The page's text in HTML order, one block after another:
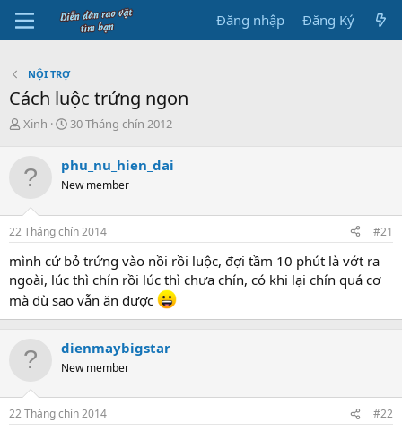
Đăng nhập Đăng Ký
NỘI TRỢ
Cách luộc trứng ngon
B
đ
Xinh
N
y
b
t
đ
ầ
u
30 Tháng chín 2012
phu_nu_hien_dai
New member
22 Tháng chín 2014 #21
mình cứ bỏ trứng vào nồi rồi luộc, đợi tầm 10 phút là vớt ra
ngoài, lúc thì chín rồi lúc thì chưa chín, có khi lại chín quá cơ
mà dù sao vẫn ăn được
dienmaybigstar
New member
22 Tháng chín 2014 #22